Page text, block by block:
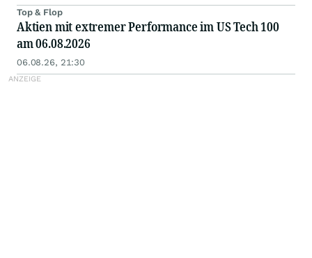
Top & Flop
Aktien mit extremer Performance im US Tech 100
am 06.08.2026
06.08.26, 21:30